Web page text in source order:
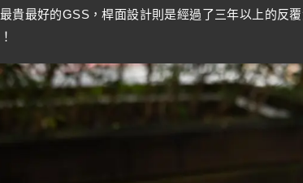
貴最好的GSS，桿面設計則是經過了三年以上的反